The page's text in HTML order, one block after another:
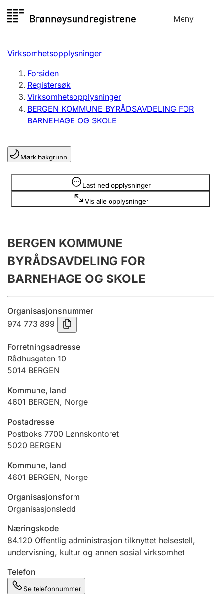
til
Meny
Registersøk
Aksjeselskap
Enkeltpersonforetak
Registrere, endre, slette
Lag og forening
Registrere, endre, slette
Flere organisasjonsformer
Årsregnskap
Innsending og forsinkelsesgebyr
Jeger
Betaling og jegeravgiftskort
Ektepaktveileder
Andre tema
Virksomhetsopplysninger
Forsiden
Registersøk
Virksomhetsopplysninger
BERGEN KOMMUNE BYRÅDSAVDELING FOR
BARNEHAGE OG SKOLE
Mørk bakgrunn
Last ned opplysninger
Vis alle opplysninger
Opplysninger er skjult
BERGEN KOMMUNE
BYRÅDSAVDELING FOR
BARNEHAGE OG SKOLE
Organisasjonsnummer
974 773 899
Forretningsadresse
Rådhusgaten 10
5014 BERGEN
Kommune, land
4601 BERGEN, Norge
Postadresse
Postboks 7700 Lønnskontoret
5020 BERGEN
Kommune, land
4601 BERGEN, Norge
Organisasjonsform
Organisasjonsledd
Næringskode
84.120 Offentlig administrasjon tilknyttet helsestell,
undervisning, kultur og annen sosial virksomhet
Telefon
Se telefonnummer